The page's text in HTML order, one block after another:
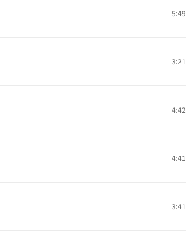
5:49
3:21
4:42
4:41
3:41